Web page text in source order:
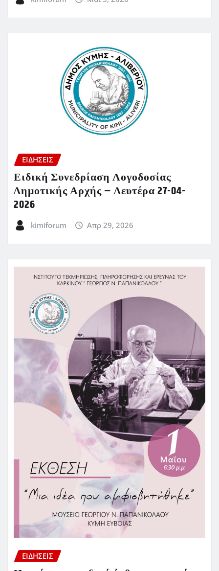
ΕΙΔΗΣΕΙΣ
Ειδική Συνεδρίαση Λογοδοσίας
Δημοτικής Αρχής – Δευτέρα 27-04-
2026
kimiforum Απρ 29, 2026
ΕΙΔΗΣΕΙΣ